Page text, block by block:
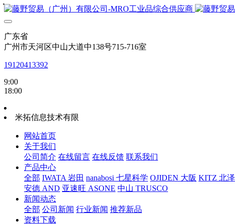
广东省
广州市天河区中山大道中138号715-716室
19120413392
9:00
18:00
米拓信息技术有限
网站首页
关于我们
公司简介 在线留言 在线反馈 联系我们
产品中心
全部 IWATA 岩田 nanabosi 七星科学 OJIDEN 大阪 KITZ 北泽
安德 AND 亚速旺 ASONE 中山 TRUSCO
新闻动态
全部 公司新闻 行业新闻 推荐新品
资料下载
・
・
・
・
・
・
・
・